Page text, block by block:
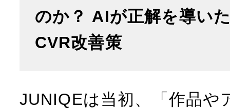
のか？ AIが正解を導い
CVR改善策
JUNIQEは当初、「作品や